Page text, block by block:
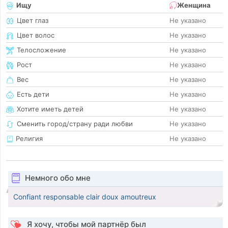
Ищу
Женщина
Цвет глаз
Не указано
Цвет волос
Не указано
Телосложение
Не указано
Рост
Не указано
Вес
Не указано
Есть дети
Не указано
Хотите иметь детей
Не указано
Сменить город/страну ради любви
Не указано
Религия
Не указано
Немного обо мне
Confiant responsable clair doux amoutreux
Я хочу, чтобы мой партнёр был